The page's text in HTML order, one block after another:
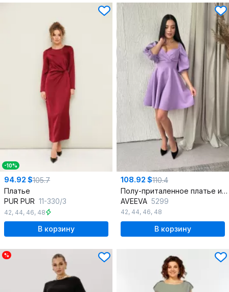
-10%
94.92 $105.7
Платье
PUR PUR 11-330/3
42, 44, 46, 48
В корзину
108.92 $110.4
Полу-приталенное платье из текстиля с драпировкой и буфами
AVEEVA 5299
42, 44, 46, 48
В корзину
%